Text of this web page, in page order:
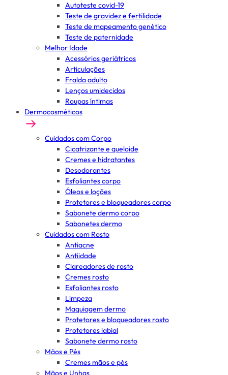
Autoteste covid-19
Teste de gravidez e fertilidade
Teste de mapeamento genético
Teste de paternidade
Melhor Idade
Acessórios geriátricos
Articulações
Fralda adulto
Lenços umidecidos
Roupas íntimas
Dermocosméticos
Cuidados com Corpo
Cicatrizante e queloide
Cremes e hidratantes
Desodorantes
Esfoliantes corpo
Óleos e loções
Protetores e bloqueadores corpo
Sabonete dermo corpo
Sabonetes dermo
Cuidados com Rosto
Antiacne
Antiidade
Clareadores de rosto
Cremes rosto
Esfoliantes rosto
Limpeza
Maquiagem dermo
Protetores e bloqueadores rosto
Protetores labial
Sabonete dermo rosto
Mãos e Pés
Cremes mãos e pés
Mãos e Unhas